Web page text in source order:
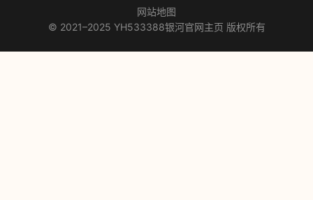
网站地图
© 2021–2025 YH533388银河官网主页 版权所有